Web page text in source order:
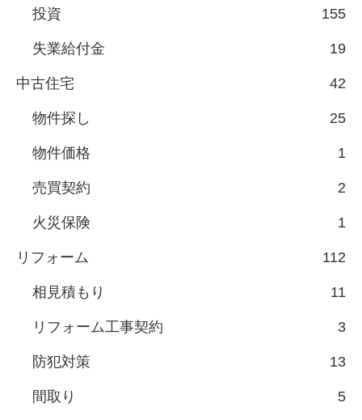
投資 155
失業給付金 19
中古住宅 42
物件探し 25
物件価格 1
売買契約 2
火災保険 1
リフォーム 112
相見積もり 11
リフォーム工事契約 3
防犯対策 13
間取り 5